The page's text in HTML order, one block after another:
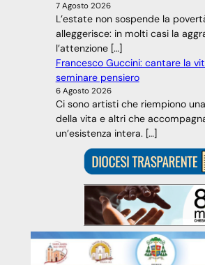
7 Agosto 2026
L’estate non sospende la
alleggerisce: in molti casi la
l’attenzione […]
Francesco Guccini: cantare la
seminare pensiero
6 Agosto 2026
Ci sono artisti che riempiono
della vita e altri che
un’esistenza intera. […]